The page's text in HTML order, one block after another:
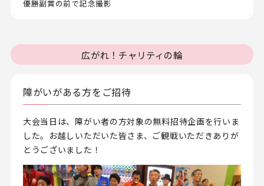
優勝副賞の前で記念撮影
広がれ！チャリティの輪
障がいがある方をご招待
大会当日は、障がい者の方対象の無料招待企画を行いま
した。お越しいただいた皆さま、ご観戦いただきありが
とうございました！